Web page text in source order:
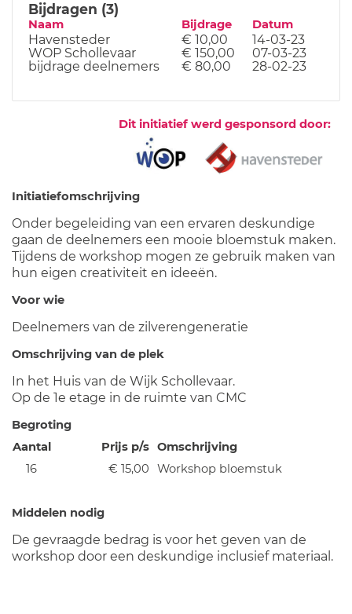
Bijdragen (3)
Naam Bijdrage Datum
Havensteder € 10,00
14-03-23
WOP Schollevaar
€ 150,00
07-03-23
bijdrage deelnemers
€ 80,00 28-02-23
Dit initiatief werd gesponsord door:
Initiatiefomschrijving
Onder begeleiding van een ervaren deskundige
gaan de deelnemers een mooie bloemstuk maken.
Tijdens de workshop mogen ze gebruik maken van
hun eigen creativiteit en ideeën.
Voor wie
Deelnemers van de zilverengeneratie
Omschrijving van de plek
In het Huis van de Wijk Schollevaar.
Op de 1e etage in de ruimte van CMC
Begroting
Aantal
Prijs p/s Omschrijving
16
€ 15,00 Workshop bloemstuk
Middelen nodig
De gevraagde bedrag is voor het geven van de
workshop door een deskundige inclusief materiaal.